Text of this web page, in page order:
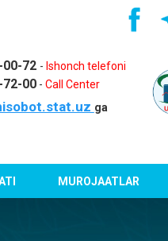
00-72 - Ishonch telefoni
72-00- Call Center
ga
MUROJAATLAR